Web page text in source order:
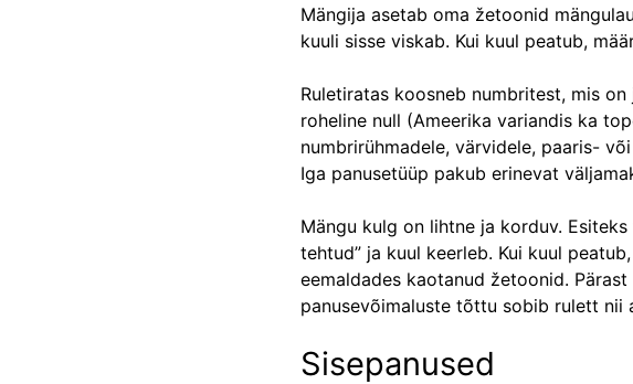
Mängija asetab oma žetoonid
kuuli sisse viskab. Kui kuul peatub,
Ruletiratas koosneb numbritest, mis
roheline null (Ameerika variandis ka
numbrirühmadele, värvidele, paaris-
Iga panusetüüp pakub erinevat
Mängu kulg on lihtne ja korduv.
tehtud” ja kuul keerleb. Kui kuul
eemaldades kaotanud žetoonid.
panusevõimaluste tõttu sobib rulett nii
Sisepanused